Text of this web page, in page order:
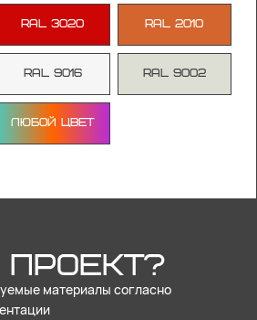
RAL 3020 RAL 2010
RAL 9016 RAL 9002
Любой цвет
материалы согласно